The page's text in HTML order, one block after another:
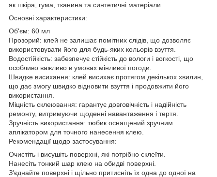
як шкіра, гума, тканина та синтетичні матеріали.
Основні характеристики:
Об'єм: 60 мл
Прозорий: клей не залишає помітних слідів, що дозволяє
використовувати його для будь-яких кольорів взуття.
Водостійкість: забезпечує стійкість до вологи і вогкості, що
особливо важливо в умовах мінливої погоди.
Швидке висихання: клей висихає протягом декількох хвилин,
що дає змогу швидко відновити взуття і продовжити його
використання.
Міцність склеювання: гарантує довговічність і надійність
ремонту, витримуючи щоденні навантаження і тертя.
Зручність використання: тюбик оснащений зручним
аплікатором для точного нанесення клею.
Рекомендації щодо застосування:
Очистіть і висушіть поверхні, які потрібно склеїти.
Нанесіть тонкий шар клею на обидві поверхні.
З'єднайте поверхні і щільно притисніть їх одна до одної на